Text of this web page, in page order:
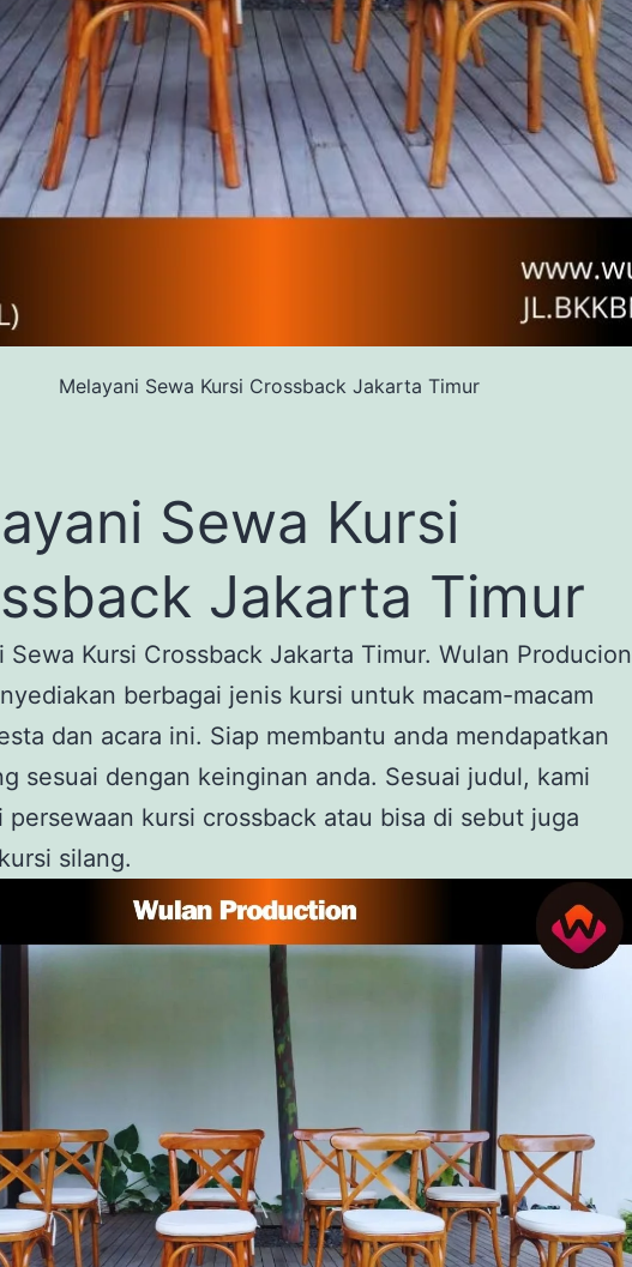
Melayani Sewa Kursi Crossback Jakarta Timur
Sewa Kursi
Jakarta Timur
Sewa Kursi Crossback Jakarta Timur. Wulan Producion
berbagai jenis kursi untuk macam-macam
dan acara ini. Siap membantu anda mendapatkan
sesuai dengan keinginan anda. Sesuai judul, kami
persewaan kursi crossback atau bisa di sebut juga
silang.